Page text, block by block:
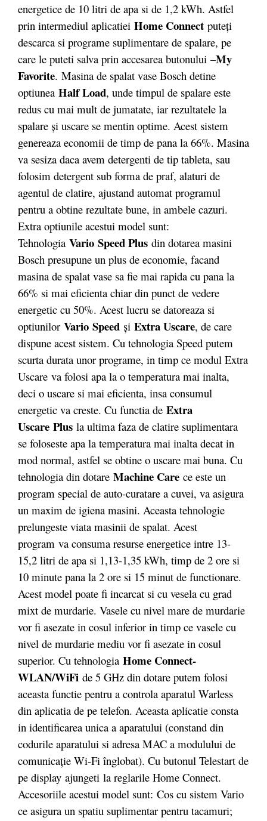
energetice de 10 litri de apa si de 1,2 kWh. Astfel
prin intermediul aplicatiei Home Connect puteţi
descarca si programe suplimentare de spalare, pe
care le puteti salva prin accesarea butonului –My
Favorite. Masina de spalat vase Bosch detine
optiunea Half Load, unde timpul de spalare este
redus cu mai mult de jumatate, iar rezultatele la
spalare şi uscare se mentin optime. Acest sistem
genereaza economii de timp de pana la 66%. Masina
va sesiza daca avem detergenti de tip tableta, sau
folosim detergent sub forma de praf, alaturi de
agentul de clatire, ajustand automat programul
pentru a obtine rezultate bune, in ambele cazuri.
Extra optiunile acestui model sunt:
Tehnologia Vario Speed Plus din dotarea masini
Bosch presupune un plus de economie, facand
masina de spalat vase sa fie mai rapida cu pana la
66% si mai eficienta chiar din punct de vedere
energetic cu 50%. Acest lucru se datoreaza si
optiunilor Vario Speed și Extra Uscare, de care
dispune acest sistem. Cu tehnologia Speed putem
scurta durata unor programe, in timp ce modul Extra
Uscare va folosi apa la o temperatura mai inalta,
deci o uscare si mai eficienta, insa consumul
energetic va creste. Cu functia de Extra
Uscare Plus la ultima faza de clatire suplimentara
se foloseste apa la temperatura mai inalta decat in
mod normal, astfel se obtine o uscare mai buna. Cu
tehnologia din dotare Machine Care ce este un
program special de auto-curatare a cuvei, va asigura
un maxim de igiena masini. Aceasta tehnologie
prelungeste viata masinii de spalat. Acest
program va consuma resurse energetice intre 13-
15,2 litri de apa si 1,13-1,35 kWh, timp de 2 ore si
10 minute pana la 2 ore si 15 minut de functionare.
Acest model poate fi incarcat si cu vesela cu grad
mixt de murdarie. Vasele cu nivel mare de murdarie
vor fi asezate in cosul inferior in timp ce vasele cu
nivel de murdarie mediu vor fi asezate in cosul
superior. Cu tehnologia Home Connect-
WLAN/WiFi de 5 GHz din dotare putem folosi
aceasta functie pentru a controla aparatul Warless
din aplicatia de pe telefon. Aceasta aplicatie consta
in identificarea unica a aparatului (constand din
codurile aparatului si adresa MAC a modulului de
comunicaţie Wi-Fi înglobat). Cu butonul Telestart de
pe display ajungeti la reglarile Home Connect.
Accesoriile acestui model sunt: Cos cu sistem Vario
ce asigura un spatiu suplimentar pentru tacamuri;